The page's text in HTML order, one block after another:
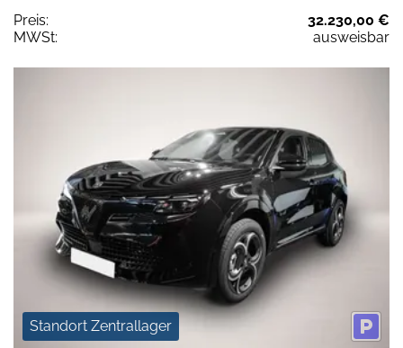
Preis:
32.230,00 €
MWSt:
ausweisbar
Standort Zentrallager